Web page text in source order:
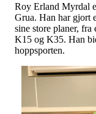
Roy Erland Myrdal
Grua. Han har gjort
sine store planer,
K15 og K35. Han
hoppsporten.